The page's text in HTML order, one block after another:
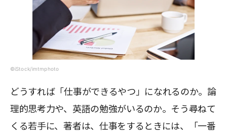
©iStock/imtmphoto
どうすれば「仕事ができるやつ」になれるのか。論
理的思考力や、英語の勉強がいるのか。そう尋ねて
くる若手に、著者は、仕事をするときには、「一番